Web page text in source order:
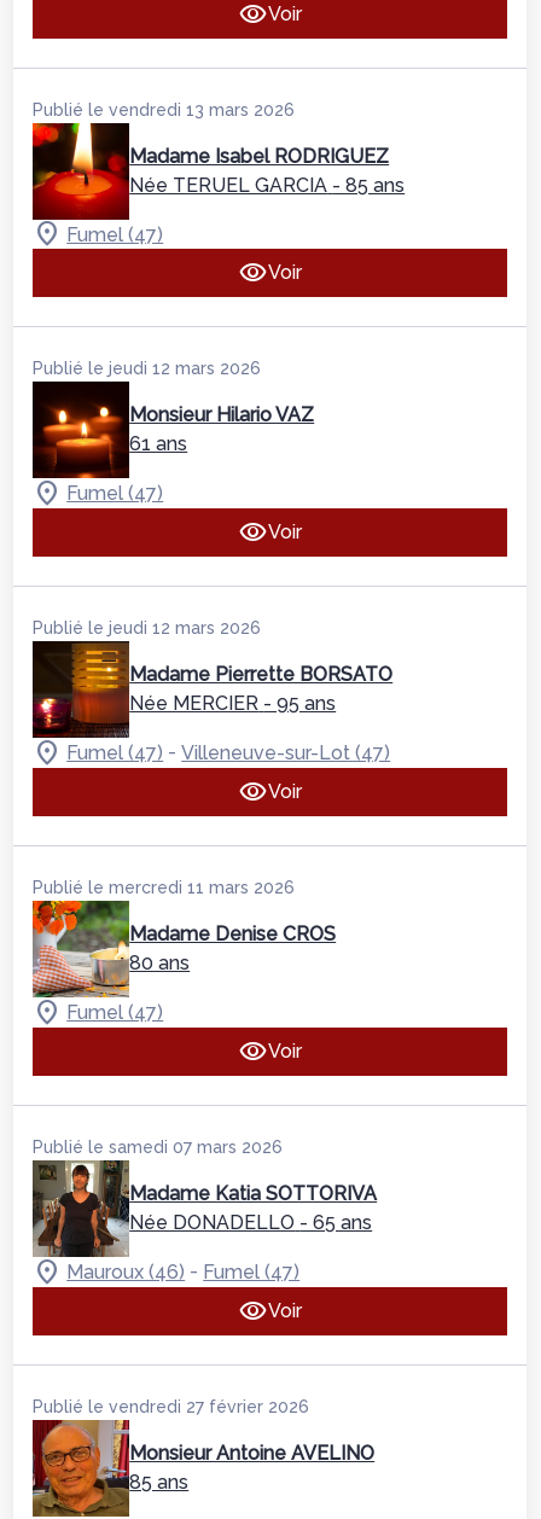
Voir
Publié le vendredi 13 mars 2026
Madame Isabel RODRIGUEZ
Née TERUEL GARCIA - 85 ans
Fumel (47)
Voir
Publié le jeudi 12 mars 2026
Monsieur Hilario VAZ
61 ans
Fumel (47)
Voir
Publié le jeudi 12 mars 2026
Madame Pierrette BORSATO
Née MERCIER - 95 ans
Fumel (47) -Villeneuve-sur-Lot (47)
Voir
Publié le mercredi 11 mars 2026
Madame Denise CROS
80 ans
Fumel (47)
Voir
Publié le samedi 07 mars 2026
Madame Katia SOTTORIVA
Née DONADELLO - 65 ans
Mauroux (46) - Fumel (47)
Voir
Publié le vendredi 27 février 2026
Monsieur Antoine AVELINO
85 ans